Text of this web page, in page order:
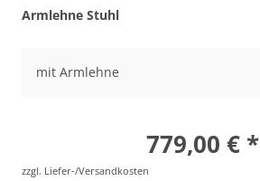
Armlehne Stuhl
mit Armlehne
779,00 € *
zzgl. Liefer-/Versandkosten